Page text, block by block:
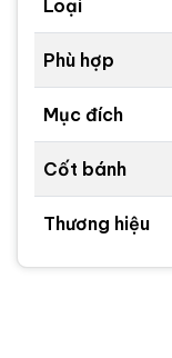
Loại
Phù hợp
Mục đích
Cốt bánh
Thương hiệu